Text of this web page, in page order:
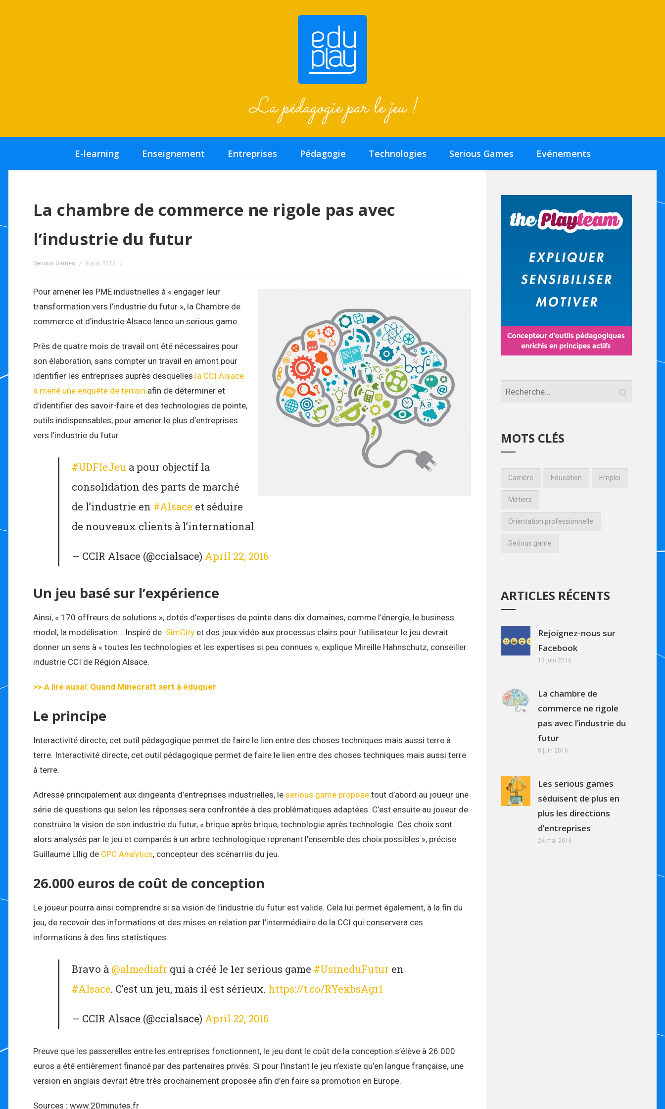
La pédagogie par le jeu !
E-learning Enseignement Entreprises Pédagogie Technologies Serious Games Evénements
La chambre de commerce ne rigole pas avec
l’industrie du futur
Serious Games 8 juin 2016
Pour amener les PME industrielles à « engager leur
transformation vers l’industrie du futur », la Chambre de
commerce et d’industrie Alsace lance un serious game.
Près de quatre mois de travail ont été nécessaires pour
son élaboration, sans compter un travail en amont pour
identifier les entreprises auprès desquelles la CCI Alsace
a mené une enquête de terrain afin de déterminer et
d’identifier des savoir-faire et des technologies de pointe,
outils indispensables, pour amener le plus d’entreprises
vers l’industrie du futur.
#UDFleJeu a pour objectif la
consolidation des parts de marché
de l’industrie en #Alsace et séduire
de nouveaux clients à l’international.
— CCIR Alsace (@ccialsace) April 22, 2016
Un jeu basé sur l’expérience
Ainsi, « 170 offreurs de solutions », dotés d’expertises de pointe dans dix domaines, comme l’énergie, le business
model, la modélisation… Inspiré de SimCity et des jeux vidéo aux processus clairs pour l’utilisateur le jeu devrait
donner un sens à « toutes les technologies et les expertises si peu connues », explique Mireille Hahnschutz, conseiller
industrie CCI de Région Alsace.
>> A lire aussi: Quand Minecraft sert à éduquer
Le principe
Interactivité directe, cet outil pédagogique permet de faire le lien entre des choses techniques mais aussi terre à
terre. Interactivité directe, cet outil pédagogique permet de faire le lien entre des choses techniques mais aussi terre
à terre.
Adressé principalement aux dirigeants d’entreprises industrielles, le serious game propose tout d’abord au joueur une
série de questions qui selon les réponses sera confrontée à des problématiques adaptées. C’est ensuite au joueur de
construire la vision de son industrie du futur, « brique après brique, technologie après technologie. Ces choix sont
alors analysés par le jeu et comparés à un arbre technologique reprenant l’ensemble des choix possibles », précise
Guillaume Lllig de CPC Analytics, concepteur des scénarriis du jeu.
26.000 euros de coût de conception
Le joueur pourra ainsi comprendre si sa vision de l’industrie du futur est valide. Cela lui permet également, à la fin du
jeu, de recevoir des informations et des mises en relation par l’intermédiaire de la CCI qui conservera ces
informations à des fins statistiques.
Bravo à @almediafr qui a créé le 1er serious game #UsineduFutur en
#Alsace. C’est un jeu, mais il est sérieux. https://t.co/RYexbsAgrl
— CCIR Alsace (@ccialsace) April 22, 2016
Preuve que les passerelles entre les entreprises fonctionnent, le jeu dont le coût de la conception s’élève à 26.000
euros a été entièrement financé par des partenaires privés. Si pour l’instant le jeu n’existe qu’en langue française, une
version en anglais devrait être très prochainement proposée afin d’en faire sa promotion en Europe.
Sources : www.20minutes.fr
MOTS CLÉS
Carrière Education Emploi
Métiers
Orientation professionnelle
Serious game
ARTICLES RÉCENTS
Rejoignez-nous sur
Facebook
13 juin 2016
La chambre de
commerce ne rigole
pas avec l’industrie du
futur
8 juin 2016
Les serious games
séduisent de plus en
plus les directions
d’entreprises
24 mai 2016